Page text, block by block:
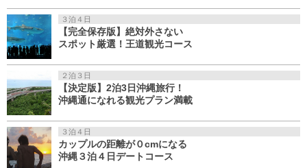
３泊４日
【完全保存版】絶対外さない
スポット厳選！王道観光コース
２泊３日
【決定版】2泊3日沖縄旅行！
沖縄通になれる観光プラン満載
３泊４日
カップルの距離が０cmになる
沖縄３泊４日デートコース